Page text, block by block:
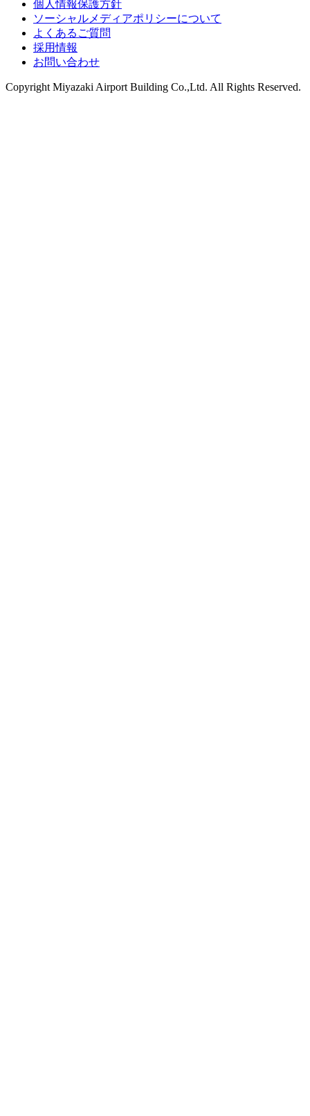
個人情報保護方針
ソーシャルメディアポリシーについて
よくあるご質問
採用情報
お問い合わせ
Copyright Miyazaki Airport Building Co.,Ltd. All Rights Reserved.